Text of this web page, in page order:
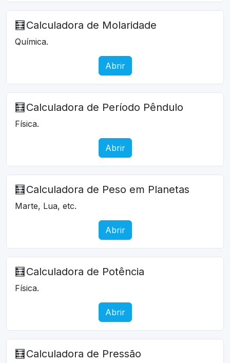
🧮 Calculadora de Molaridade
Química.
Abrir
🧮 Calculadora de Período Pêndulo
Física.
Abrir
🧮 Calculadora de Peso em Planetas
Marte, Lua, etc.
Abrir
🧮 Calculadora de Potência
Física.
Abrir
🧮 Calculadora de Pressão